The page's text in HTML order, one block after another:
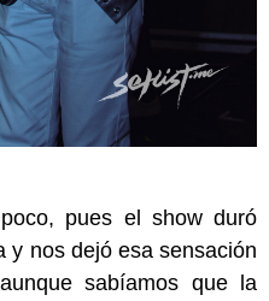
pues el show duró
y nos dejó esa sensación
sabíamos que la